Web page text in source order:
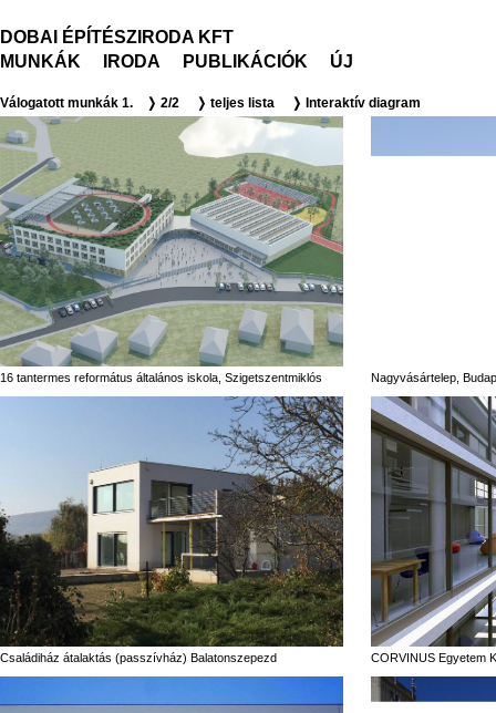
DOBAI ÉPÍTÉSZIRODA KFT
MUNKÁK
IRODA PUBLIKÁCIÓK ÚJ
Válogatott munkák 1. ❭ 2/2 ❭ teljes lista ❭ Interaktív diagram
16 tantermes református általános iskola, Szigetszentmiklós Nagyvásártelep,
Családiház átalaktás (passzívház) Balatonszepezd CORVINUS Egyetem